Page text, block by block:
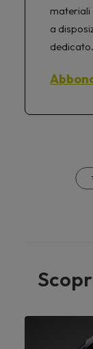
materiali
a
dedicato.